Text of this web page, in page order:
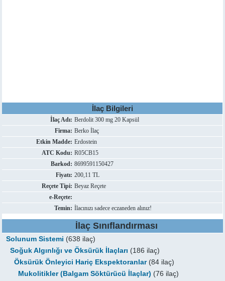
İlaç Bilgileri
İlaç Adı: Berdolit 300 mg 20 Kapsül
Firma: Berko İlaç
Etkin Madde: Erdostein
ATC Kodu: R05CB15
Barkod: 8699591150427
Fiyatı: 200,11 TL
Reçete Tipi: Beyaz Reçete
e-Reçete:
Temin: İlacınızı sadece eczaneden alınız!
İlaç Sınıflandırması
Solunum Sistemi (638 ilaç)
Soğuk Algınlığı ve Öksürük İlaçları (186 ilaç)
Öksürük Önleyici Hariç Ekspektoranlar(84 ilaç)
Mukolitikler (Balgam Söktürücü İlaçlar) (76 ilaç)